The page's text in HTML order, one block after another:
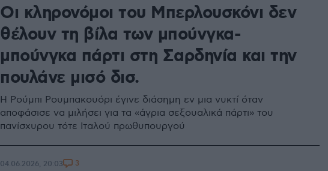
Οι κληρονόμοι του Μπερλουσκόνι δεν
θέλουν τη βίλα των μπούνγκα-
μπούνγκα πάρτι στη Σαρδηνία και την
πουλάνε μισό δισ.
Η Ρούμπι Ρουμπακουόρι έγινε διάσημη εν μια νυκτί όταν
αποφάσισε να μιλήσει για τα «άγρια σεξουαλικά πάρτι» του
πανίσχυρου τότε Ιταλού πρωθυπουργού
04.06.2026, 20:03 3